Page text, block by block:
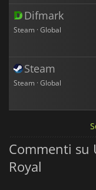
Difmark
Steam · Global
Steam
Steam · Global
Commenti su
Royal